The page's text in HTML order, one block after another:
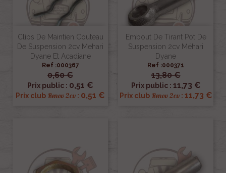
Clips De Maintien Couteau
De Suspension 2cv Mehari
Dyane Et Acadiane
Ref :000367
0,60 €
Prix public : 0,51 €
Prix club Renov 2cv : 0,51 €
Embout De Tirant Pot De
Suspension 2cv Méhari
Dyane
Ref :000371
13,80 €
Prix public : 11,73 €
Prix club Renov 2cv: 11,73 €